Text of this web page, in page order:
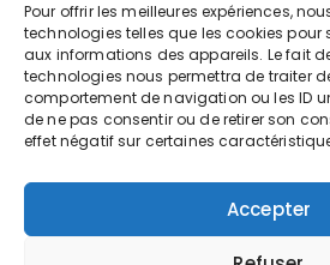
Pour offrir les meilleures expériences,
technologies telles que les cookies
aux informations des appareils. Le fait
technologies nous permettra de traiter
comportement de navigation ou les ID
de ne pas consentir ou de retirer son
effet négatif sur certaines
Accepter
Trouvez votre
GO